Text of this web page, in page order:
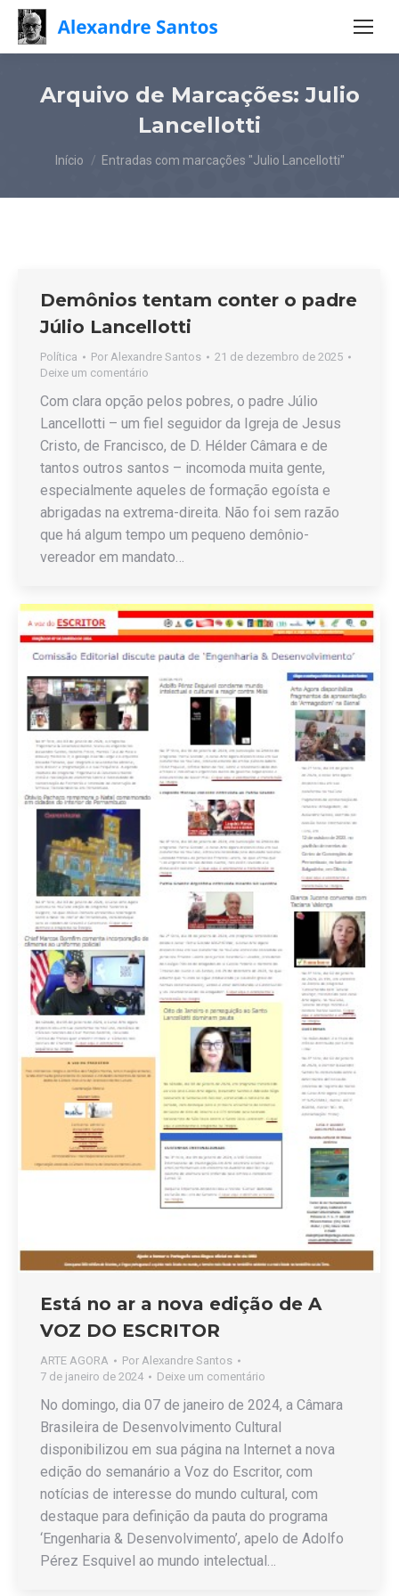
Arquivo de Marcações:Julio
Lancellotti
Você está aqui:
Início Entradas com marcações "Julio Lancellotti"
Demônios tentam conter o padre
Júlio Lancellotti
Política Por Alexandre Santos
21 de dezembro de 2025
Deixe um comentário
Com clara opção pelos pobres, o padre Júlio
Lancellotti – um fiel seguidor da Igreja de Jesus
Cristo, de Francisco, de D. Hélder Câmara e de
tantos outros santos – incomoda muita gente,
especialmente aqueles de formação egoísta e
abrigadas na extrema-direita. Não foi sem razão
que há algum tempo um pequeno demônio-
vereador em mandato…
Está no ar a nova edição de A
VOZ DO ESCRITOR
ARTE AGORA Por Alexandre Santos
7 de janeiro de 2024
Deixe um comentário
No domingo, dia 07 de janeiro de 2024, a Câmara
Brasileira de Desenvolvimento Cultural
disponibilizou em sua página na Internet a nova
edição do semanário a Voz do Escritor, com
notícias de interesse do mundo cultural, com
destaque para definição da pauta do programa
‘Engenharia & Desenvolvimento’, apelo de Adolfo
Pérez Esquivel ao mundo intelectual…